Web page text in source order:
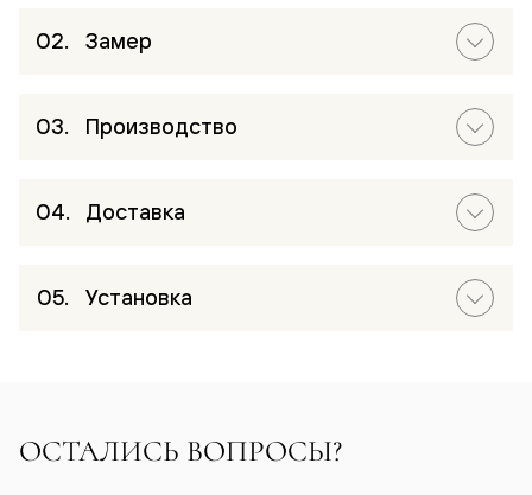
Замер
Производство
Доставка
Установка
ОСТАЛИСЬ ВОПРОСЫ?